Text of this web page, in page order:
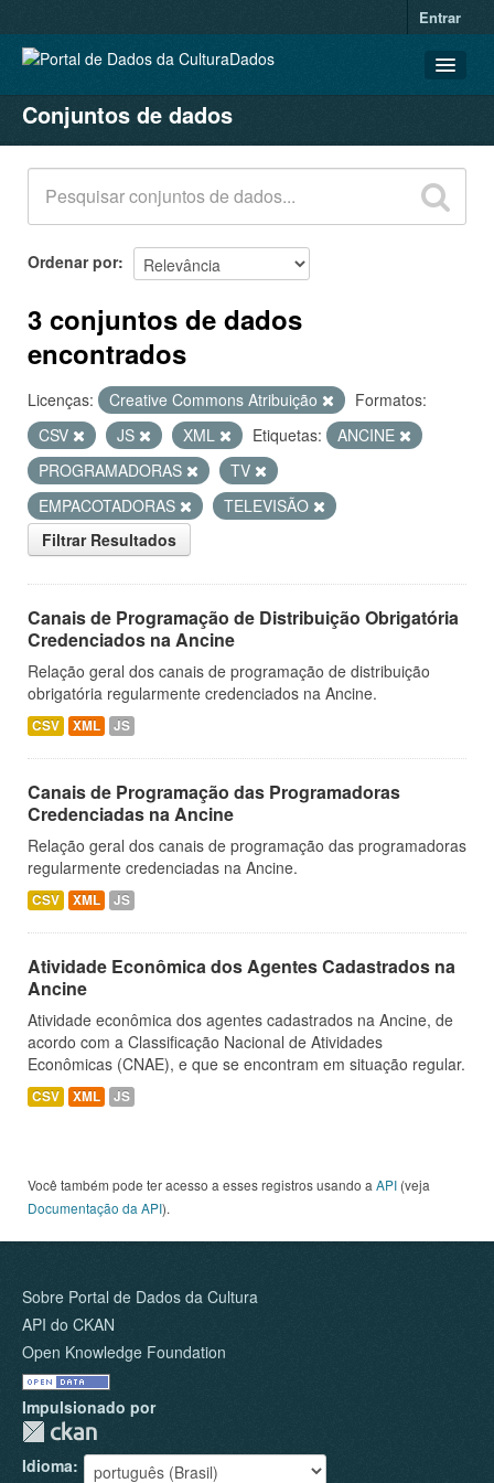
Entrar
CONJUNTOS DE DADOS
ORGANIZAÇÕES
GRUPOS
SOBRE
Conjuntos de dados
Ordenar por
3 conjuntos de dados
encontrados
Licenças: Creative Commons Atribuição
Formatos:
CSV
JS XML Etiquetas:
ANCINE
PROGRAMADORAS
TV
EMPACOTADORAS
TELEVISÃO
Filtrar Resultados
Canais de Programação de Distribuição Obrigatória
Credenciados na Ancine
Relação geral dos canais de programação de distribuição
obrigatória regularmente credenciados na Ancine.
CSV XML JS
Canais de Programação das Programadoras
Credenciadas na Ancine
Relação geral dos canais de programação das programadoras
regularmente credenciadas na Ancine.
CSV XML JS
Atividade Econômica dos Agentes Cadastrados na
Ancine
Atividade econômica dos agentes cadastrados na Ancine, de
acordo com a Classificação Nacional de Atividades
Econômicas (CNAE), e que se encontram em situação regular.
CSV XML JS
Você também pode ter acesso a esses registros usando a API (veja
Documentação da API).
Sobre Portal de Dados da Cultura
API do CKAN
Open Knowledge Foundation
Impulsionado por
Idioma